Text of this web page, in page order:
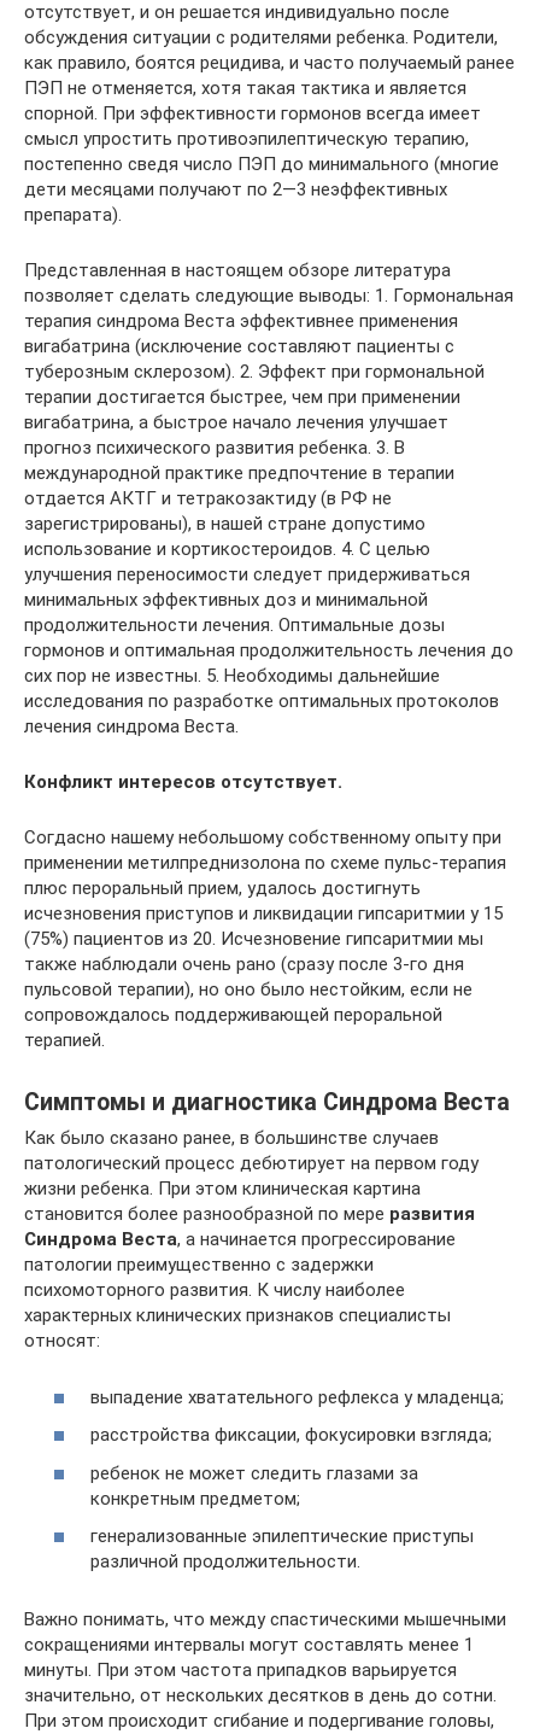
отсутствует, и он решается индивидуально после
обсуждения ситуации с родителями ребенка. Родители,
как правило, боятся рецидива, и часто получаемый ранее
ПЭП не отменяется, хотя такая тактика и является
спорной. При эффективности гормонов всегда имеет
смысл упростить противоэпилептическую терапию,
постепенно сведя число ПЭП до минимального (многие
дети месяцами получают по 2—3 неэффективных
препарата).
Представленная в настоящем обзоре литература
позволяет сделать следующие выводы: 1. Гормональная
терапия синдрома Веста эффективнее применения
вигабатрина (исключение составляют пациенты с
туберозным склерозом). 2. Эффект при гормональной
терапии достигается быстрее, чем при применении
вигабатрина, а быстрое начало лечения улучшает
прогноз психического развития ребенка. 3. В
международной практике предпочтение в терапии
отдается АКТГ и тетракозактиду (в РФ не
зарегистрированы), в нашей стране допустимо
использование и кортикостероидов. 4. С целью
улучшения переносимости следует придерживаться
минимальных эффективных доз и минимальной
продолжительности лечения. Оптимальные дозы
гормонов и оптимальная продолжительность лечения до
сих пор не известны. 5. Необходимы дальнейшие
исследования по разработке оптимальных протоколов
лечения синдрома Веста.
Конфликт интересов отсутствует.
Согдасно нашему небольшому собственному опыту при
применении метилпреднизолона по схеме пульс-терапия
плюс пероральный прием, удалось достигнуть
исчезновения приступов и ликвидации гипсаритмии у 15
(75%) пациентов из 20. Исчезновение гипсаритмии мы
также наблюдали очень рано (сразу после 3-го дня
пульсовой терапии), но оно было нестойким, если не
сопровождалось поддерживающей пероральной
терапией.
Симптомы и диагностика Синдрома Веста
Как было сказано ранее, в большинстве случаев
патологический процесс дебютирует на первом году
жизни ребенка. При этом клиническая картина
становится более разнообразной по мере развития
Синдрома Веста, а начинается прогрессирование
патологии преимущественно с задержки
психомоторного развития. К числу наиболее
характерных клинических признаков специалисты
относят:
выпадение хватательного рефлекса у младенца;
расстройства фиксации, фокусировки взгляда;
ребенок не может следить глазами за
конкретным предметом;
генерализованные эпилептические приступы
различной продолжительности.
Важно понимать, что между спастическими мышечными
сокращениями интервалы могут составлять менее 1
минуты. При этом частота припадков варьируется
значительно, от нескольких десятков в день до сотни.
При этом происходит сгибание и подергивание головы,